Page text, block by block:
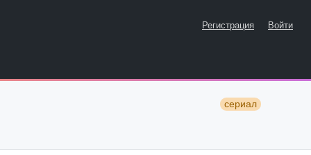
Регистрация Войти
сериал